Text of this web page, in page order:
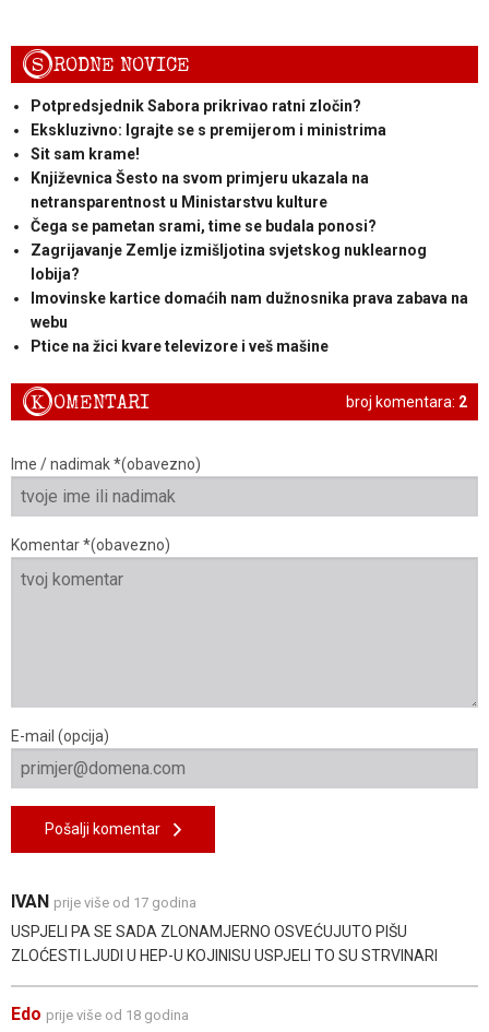
SRODNE NOVICE
Potpredsjednik Sabora prikrivao ratni zločin?
Ekskluzivno: Igrajte se s premijerom i ministrima
Sit sam krame!
Književnica Šesto na svom primjeru ukazala na
netransparentnost u Ministarstvu kulture
Čega se pametan srami, time se budala ponosi?
Zagrijavanje Zemlje izmišljotina svjetskog nuklearnog
lobija?
Imovinske kartice domaćih nam dužnosnika prava zabava na
webu
Ptice na žici kvare televizore i veš mašine
broj komentara: 2
KOMENTARI
Ime / nadimak *(obavezno)
Komentar *(obavezno)
E-mail (opcija)
Pošalji komentar
IVAN prije više od 17 godina
USPJELI PA SE SADA ZLONAMJERNO OSVEĆUJUTO PIŠU
ZLOĆESTI LJUDI U HEP-U KOJINISU USPJELI TO SU STRVINARI
Edo prije više od 18 godina